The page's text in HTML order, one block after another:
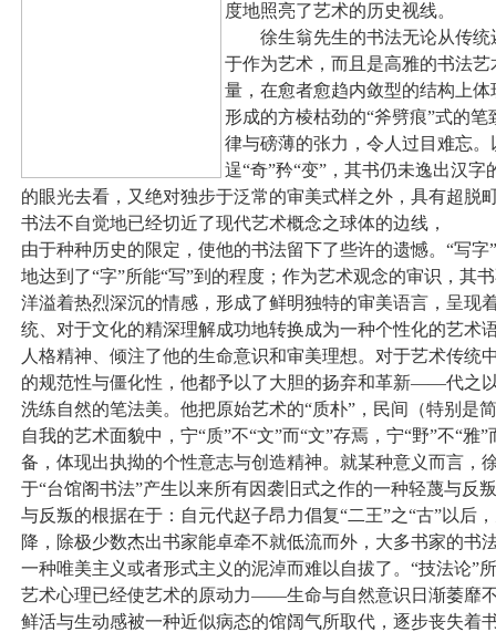
度地照亮了艺术的历史视线。
徐生翁先生的书法无论从传统
于作为艺术，而且是高雅的书法
量，在愈者愈趋内敛型的结构上
形成的方棱枯劲的“斧劈痕”式的
律与磅薄的张力，令人过目难忘
逞“奇”矜“变”，其书仍未逸出汉
的眼光去看，又绝对独步于泛常的审美式样之外，具有超脱
书法不自觉地已经切近了现代艺术概念之球体的边线
由于种种历史的限定，使他的书法留下了些许的遗憾。“写
地达到了“字”所能“写”到的程度；作为艺术观念的审识，其
洋溢着热烈深沉的情感，形成了鲜明独特的审美语言，呈现
统、对于文化的精深理解成功地转换成为一种个性化的艺术
人格精神、倾注了他的生命意识和审美理想。对于艺术传统
的规范性与僵化性，他都予以了大胆的扬弃和革新——代之
洗练自然的笔法美。他把原始艺术的“质朴”，民间（特别是
自我的艺术面貌中，宁“质”不“文”而“文”存焉，宁“野”不“雅”
备，体现出执拗的个性意志与创造精神。就某种意义而言，
于“台馆阁书法”产生以来所有因袭旧式之作的一种轻蔑与反
与反叛的根据在于：自元代赵子昂力倡复“二王”之“古”以后
降，除极少数杰出书家能卓牵不就低流而外，大多书家的书
一种唯美主义或者形式主义的泥淖而难以自拔了。“技法论”
艺术心理已经使艺术的原动力——生命与自然意识日渐萎靡
鲜活与生动感被一种近似病态的馆阔气所取代，逐步丧失着